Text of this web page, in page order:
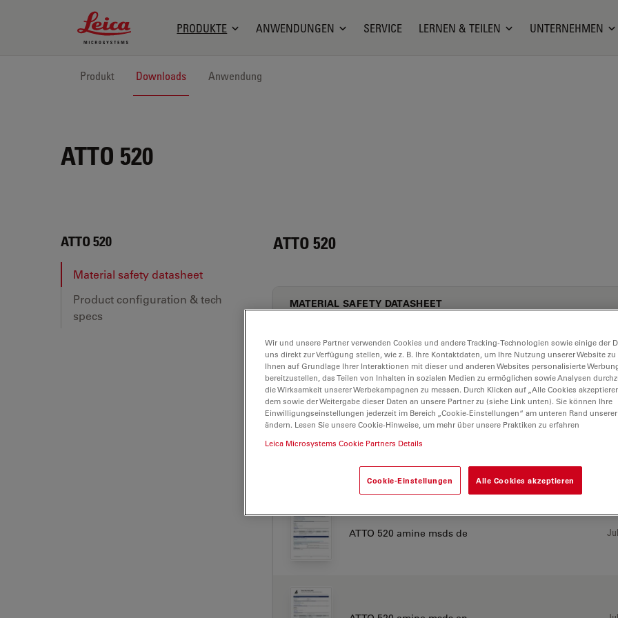
Leica Microsystems Logo
PRODUKTE ANWENDUNGEN SERVICE LERNEN & TEILEN UNTERNEHMEN
Produkt Downloads Anwendung
ATTO 520
ATTO 520
Material safety datasheet
Product configuration & tech
specs
ATTO 520
MATERIAL SAFETY DATASHEET
ATTO 520 acid msds de
ATTO 520 acid msds en
ATTO 520 amine msds de
Wir und unsere Partner verwenden Cookies und andere Tracking-Technologien sowie einige der
uns direkt zur Verfügung stellen, wie z. B. Ihre Kontaktdaten, um Ihre Nutzung unserer Website
Ihnen auf Grundlage Ihrer Interaktionen mit dieser und anderen Websites personalisierte
bereitzustellen, das Teilen von Inhalten in sozialen Medien zu ermöglichen sowie Analysen
die Wirksamkeit unserer Werbekampagnen zu messen. Durch Klicken auf „Alle Cookies
dem sowie der Weitergabe dieser Daten an unsere Partner zu (siehe Link unten). Sie können Ihre
Einwilligungseinstellungen jederzeit im Bereich „Cookie-Einstellungen“ am unteren Rand
ändern. Lesen Sie unsere Cookie-Hinweise, um mehr über unsere Praktiken zu erfahren
Leica Microsystems Cookie Partners Details
Cookie-Einstellungen Alle Cookies akzeptieren